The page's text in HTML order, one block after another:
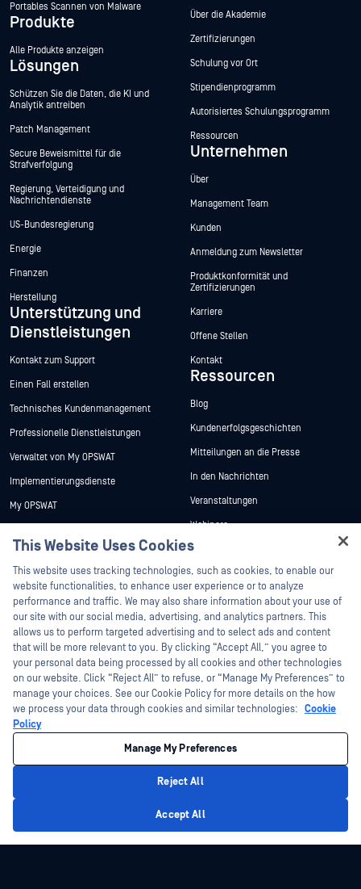
Portables Scannen von Malware
Produkte
Alle Produkte anzeigen
Lösungen
Schützen Sie die Daten, die KI und
Analytik antreiben
Patch Management
Secure Beweismittel für die
Strafverfolgung
Regierung, Verteidigung und
Nachrichtendienste
US-Bundesregierung
Energie
Finanzen
Herstellung
Unterstützung und
Dienstleistungen
Kontakt zum Support
Einen Fall erstellen
Technisches Kundenmanagement
Professionelle Dienstleistungen
Verwaltet von My OPSWAT
Implementierungsdienste
My OPSWAT
Ausbildung
Programm zur Behebung von
Sicherheitslücken
Partner
Zertifizierung
Technologie-Partner
Partner Programm
Über die Akademie
Zertifizierungen
Schulung vor Ort
Stipendienprogramm
Autorisiertes Schulungsprogramm
Ressourcen
Unternehmen
Über
Management Team
Kunden
Anmeldung zum Newsletter
Produktkonformität und
Zertifizierungen
Karriere
Offene Stellen
Kontakt
Ressourcen
Blog
Kundenerfolgsgeschichten
Mitteilungen an die Presse
In den Nachrichten
Veranstaltungen
Webinare
Datenblätter
Weiße Papiere
Kostenlose Tools
©2026 OPSWAT . Alle Rechte vorbehalten. OPSWAT, MetaDefender, Metascan,
MetaAccess, das OPSWAT , Trust no File. Trust No Device., OPSWAT , Protecting the
World's Critical Infrastructure, Deep CDR™ Technology, InQuest, das InQuest-Logo,
DFI, RetroHunt, Deep File Inspection und Join the Hunt sind Marken von OPSWAT .
Marken von Drittanbietern sind Eigentum ihrer jeweiligen Inhaber.
Cookie-Präferenzen verwalten
Entscheidungen zum Datenschutz in Kalifornien
This Website Uses Cookies
This website uses tracking technologies, such as cookies, to enable our
website functionalities, to enhance user experience or to analyze
performance and traffic. We may also share information about your use of
our site with our social media, advertising, and analytics partners. This
allows us to perform targeted advertising and to select ads and content
that will be more relevant to you. By clicking “Accept All,” you agree to
your personal data being processed by all cookies and other technologies
on our website. Click “Reject All” to refuse, or “Manage My Preferences” to
manage your choices. See our Cookie Policy for more details on the how
we process your data through cookies and similar technologies: Cookie
Policy
Manage My Preferences
Reject All
Accept All
Hey there!
I'm Ozzy, your OPSWAT virtual assistant.
How can I help you secure what's critical
today?